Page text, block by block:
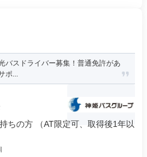
スドライバー募集！普通免許があ
ポ...
ちの方 （AT限定可、取得後1年以